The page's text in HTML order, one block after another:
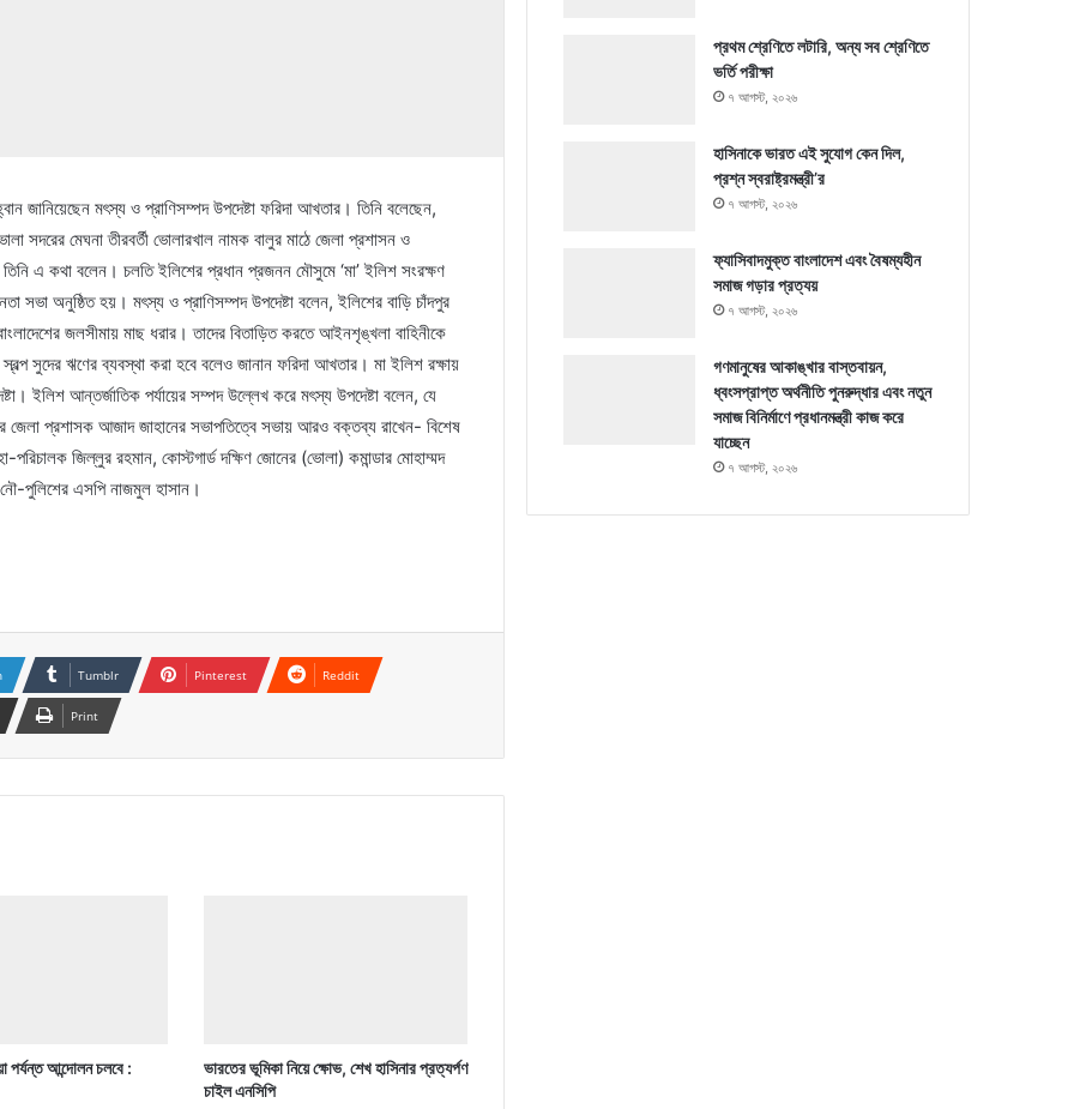
জানিয়েছেন মৎস্য ও প্রাণিসম্পদ উপদেষ্টা ফরিদা আখতার। তিনি বলেছেন,
সদরের মেঘনা তীরবর্তী ভোলারখাল নামক বালুর মাঠে জেলা প্রশাসন ও
এ কথা বলেন। চলতি ইলিশের প্রধান প্রজনন মৌসুমে ‘মা’ ইলিশ সংরক্ষণ
সভা অনুষ্ঠিত হয়। মৎস্য ও প্রাণিসম্পদ উপদেষ্টা বলেন, ইলিশের বাড়ি চাঁদপুর
জলসীমায় মাছ ধরার। তাদের বিতাড়িত করতে আইনশৃঙ্খলা বাহিনীকে
সুদের ঋণের ব্যবস্থা করা হবে বলেও জানান ফরিদা আখতার। মা ইলিশ রক্ষায়
ইলিশ আন্তর্জাতিক পর্যায়ের সম্পদ উল্লেখ করে মৎস্য উপদেষ্টা বলেন, যে
জেলা প্রশাসক আজাদ জাহানের সভাপতিত্বে সভায় আরও বক্তব্য রাখেন- বিশেষ
জিল্লুর রহমান, কোস্টগার্ড দক্ষিণ জোনের (ভোলা) কমান্ডার মোহাম্মদ
নৌ-পুলিশের এসপি নাজমুল হাসান।
Tumblr Pinterest Reddit
Print
পর্যন্ত আন্দোলন চলবে :
ভারতের ভূমিকা নিয়ে ক্ষোভ, শেখ হাসিনার প্রত্যর্পণ
চাইল এনসিপি
প্রথম শ্রেণিতে লটারি, অন্য সব শ্রেণিতে
ভর্তি পরীক্ষা
৭ আগস্ট, ২০২৬
হাসিনাকে ভারত এই সুযোগ কেন দিল,
প্রশ্ন স্বরাষ্ট্রমন্ত্রী’র
৭ আগস্ট, ২০২৬
ফ্যাসিবাদমুক্ত বাংলাদেশ এবং বৈষম্যহীন
সমাজ গড়ার প্রত্যয়
৭ আগস্ট, ২০২৬
গণমানুষের আকাঙ্খার বাস্তবায়ন,
ধ্বংসপ্রাপ্ত অর্থনীতি পুনরুদ্ধার এবং নতুন
সমাজ বিনির্মাণে প্রধানমন্ত্রী কাজ করে
যাচ্ছেন
৭ আগস্ট, ২০২৬